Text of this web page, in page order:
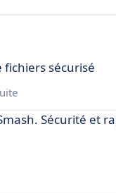
sécurisé
Sécurité et